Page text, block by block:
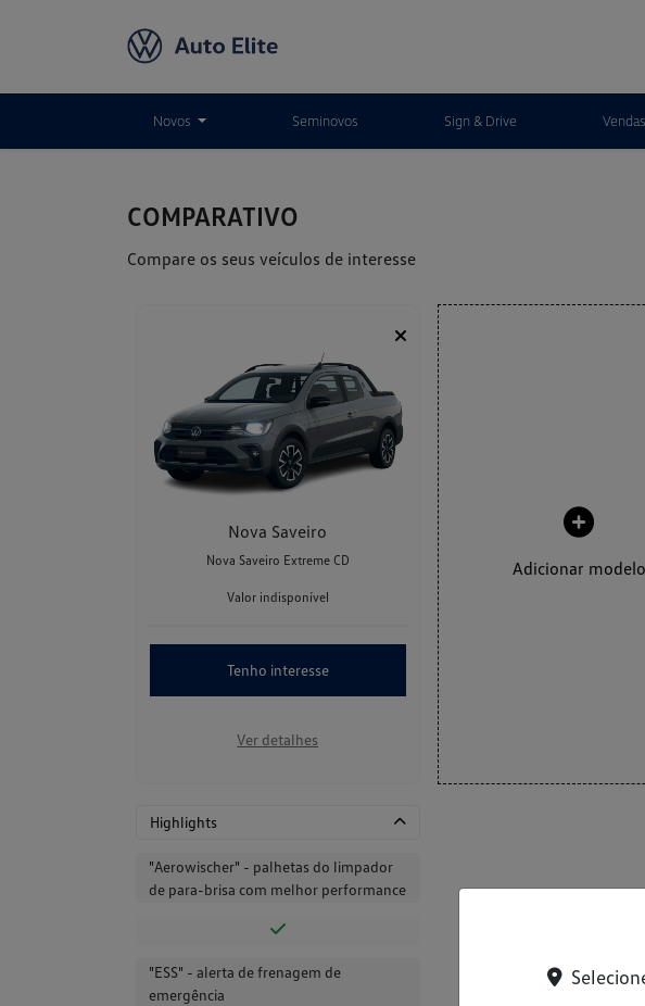
Novos Seminovos Sign & Drive
COMPARATIVO
Compare os seus veículos de interesse
Nova Saveiro
Nova Saveiro Extreme CD
Valor indisponível
Tenho interesse
Ver detalhes
Adicionar modelo
Highlights
"Aerowischer" - palhetas do limpador
de para-brisa com melhor performance
"ESS" - alerta de frenagem de
emergência